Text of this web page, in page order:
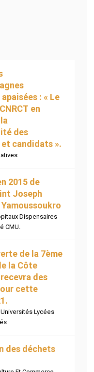
: « Le
en
des
candidats ».
2015 de
Joseph
Dispensaires
CMU.
de la 7ème
la Côte
des
cette
Lycées
des déchets